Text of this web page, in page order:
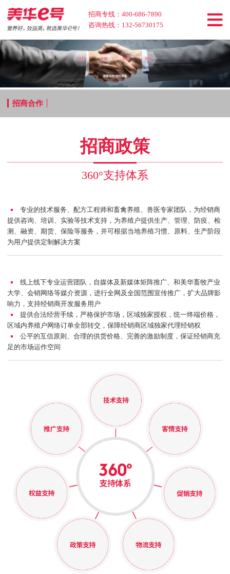
招商专线：400-686-7890
咨询热线：132-56730175
网
首
品
解
户
招
讯
招商合作
招商政策
360°支持体系
专业的技术服务、配方工程师和畜禽养殖、兽医专家团队，为经销商
提供咨询、培训、实验等技术支持，为养殖户提供生产、管理、防疫、检
测、融资、期货、保险等服务，并可根据当地养殖习惯、原料、生产阶段
为用户提供定制解决方案
线上线下专业运营团队，自媒体及新媒体矩阵推广、和美华畜牧产业
大学、会销网络等媒介资源，进行全网及全国范围宣传推广，扩大品牌影
响力，支持经销商开发服务用户
提供合法经营手续，严格保护市场，区域独家授权，统一终端价格，
区域内养殖户网络订单全部转交，保障经销商区域独家代理经销权
公平的互信原则、合理的供货价格、完善的激励制度，保证经销商充
足的市场运作空间